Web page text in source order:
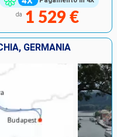
da 1 529 €
GERMANIA